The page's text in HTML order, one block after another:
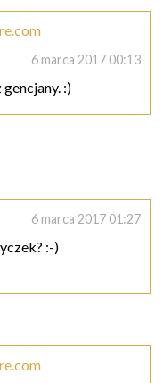
6 marca 2017 00:13
:)
6 marca 2017 01:27
:-)